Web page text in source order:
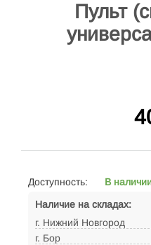
Пульт
Доступность:
В
Наличие на складах:
г. Нижний Новгород
г. Бор